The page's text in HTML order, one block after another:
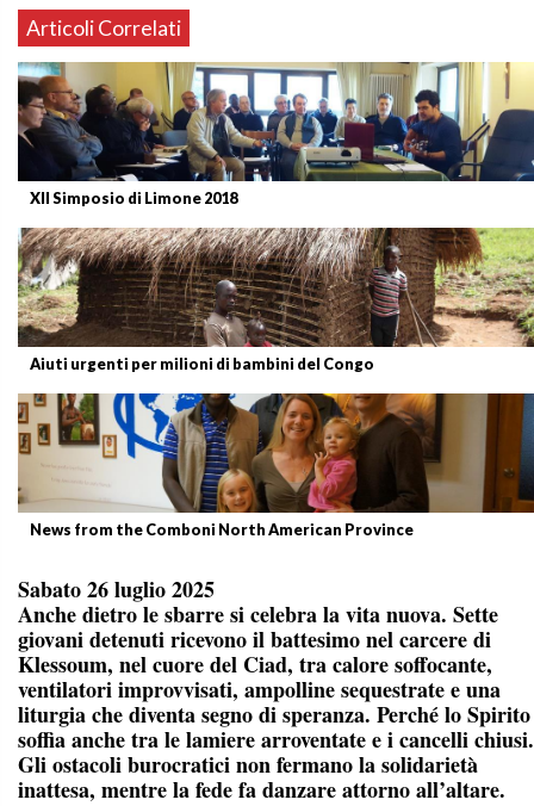
Articoli Correlati
XII Simposio di Limone 2018
Aiuti urgenti per milioni di bambini del Congo
News from the Comboni North American Province
Sabato 26 luglio 2025
Anche dietro le sbarre si celebra la vita nuova. Sette
giovani detenuti ricevono il battesimo nel carcere di
Klessoum, nel cuore del Ciad, tra calore soffocante,
ventilatori improvvisati, ampolline sequestrate e una
liturgia che diventa segno di speranza. Perché lo Spirito
soffia anche tra le lamiere arroventate e i cancelli chiusi.
Gli ostacoli burocratici non fermano la solidarietà
inattesa, mentre la fede fa danzare attorno all’altare.